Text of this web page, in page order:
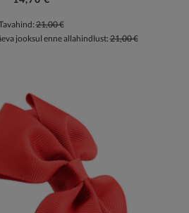
21,00 €
jooksul enne allahindlust:21,00 €